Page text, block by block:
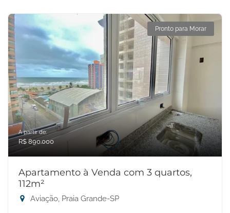
Pronto para Morar
A partir de:
R$ 890.000
Apartamento à Venda com 3 quartos,
112m²
Aviação, Praia Grande-SP